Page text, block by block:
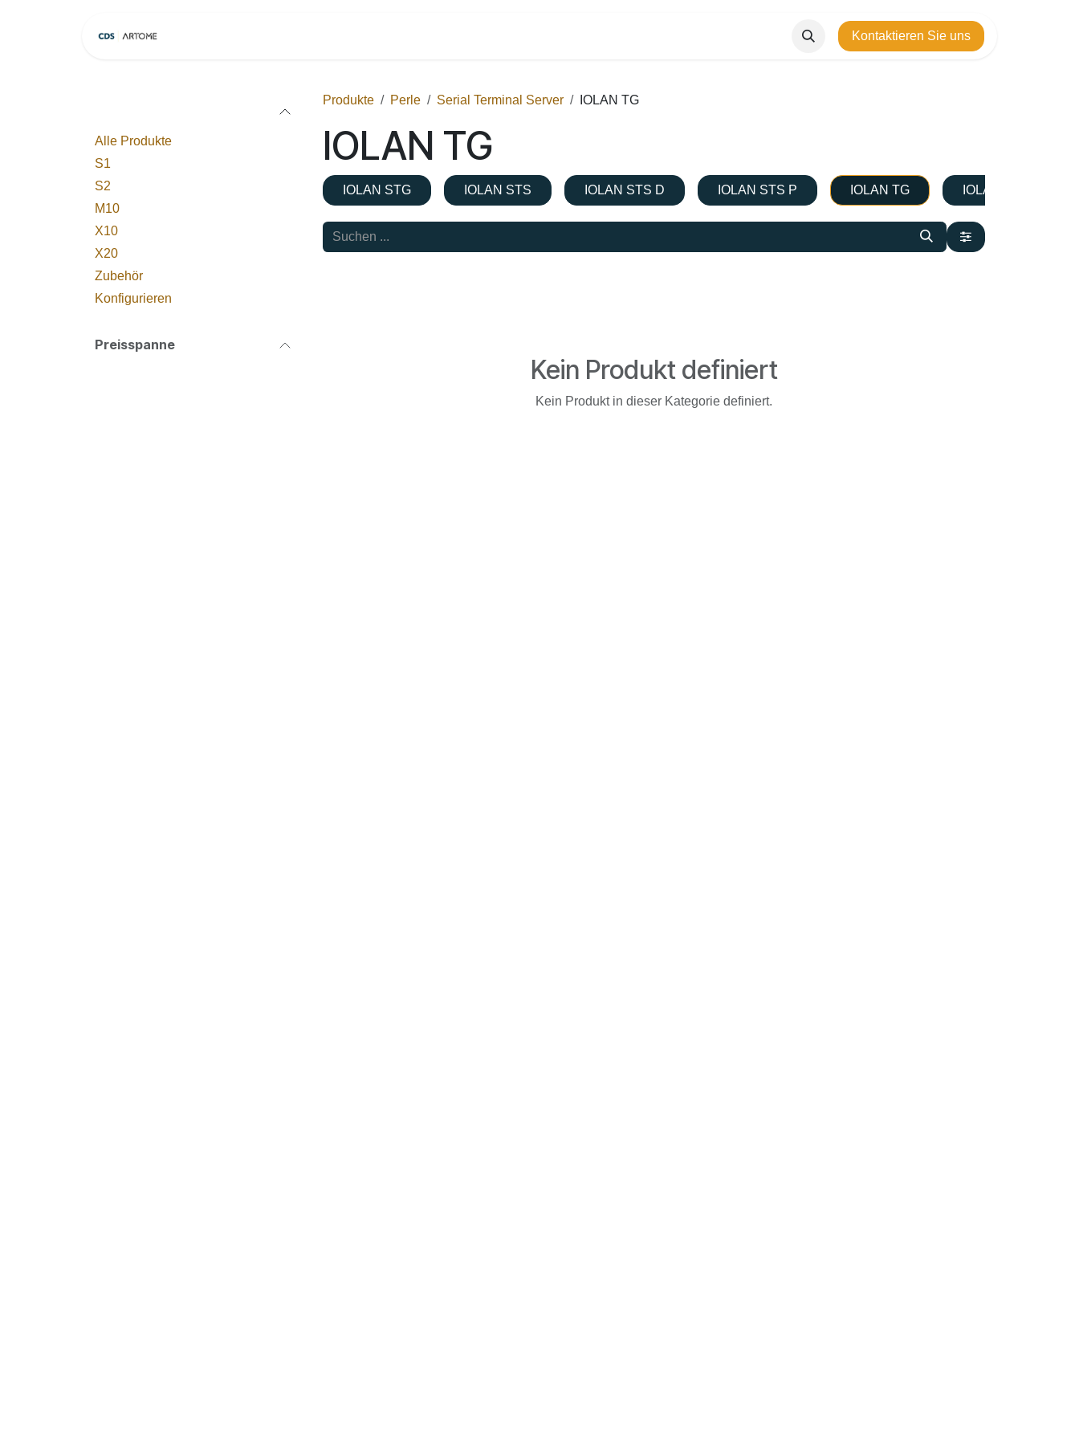
Kontaktieren Sie uns
Alle Produkte
S1
S2
M10
X10
X20
Zubehör
Konfigurieren
Preisspanne
Produkte Perle Serial Terminal Server IOLAN TG
IOLAN TG
IOLAN STG IOLAN STS IOLAN STS D IOLAN STS P IOLAN TG IOLAN TS
Kein Produkt definiert
Kein Produkt in dieser Kategorie definiert.